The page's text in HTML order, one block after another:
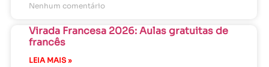
Nenhum comentário
Virada Francesa 2026: Aulas gratuitas de
francês
LEIA MAIS »